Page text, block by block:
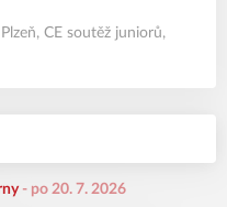
, CE soutěž juniorů,
- po 20. 7. 2026